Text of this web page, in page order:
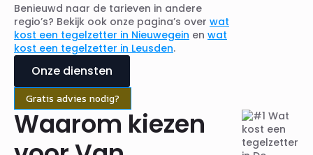
Benieuwd naar de tarieven in andere
regio’s? Bekijk ook onze pagina’s over wat
kost een tegelzetter in Nieuwegein en wat
kost een tegelzetter in Leusden.
Onze diensten
Gratis advies nodig?
Waarom kiezen